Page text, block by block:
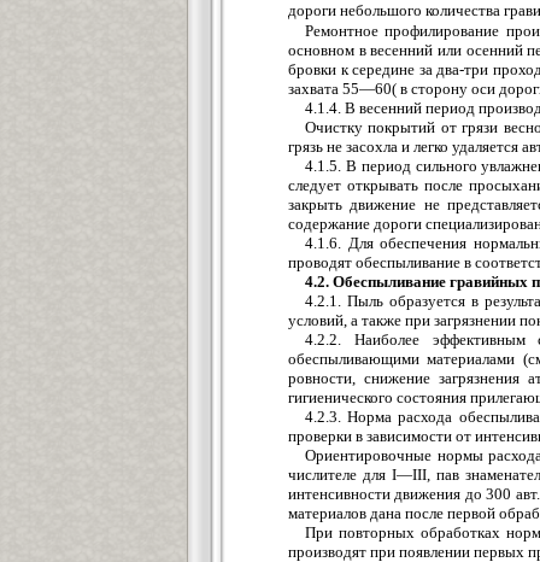
дороги небольшого количества
Ремонтное профилирование
основном в весенний или осенний
бровки к середине за два-три
захвата 55—60( в сторону оси
4.1.4. В весенний период
Очистку покрытий от грязи
грязь не засохла и легко удаляется
4.1.5. В период сильного
следует открывать после
закрыть движение не
содержание дороги
4.1.6. Для обеспечения
проводят обеспыливание в
4.2. Обеспыливание гравийных
4.2.1. Пыль образуется в
условий, а также при загрязнении
4.2.2. Наиболее
обеспыливающими материалами
ровности, снижение загрязнения
гигиенического состояния
4.2.3. Норма расхода
проверки в зависимости от
Ориентировочные нормы
числителе для I—III, пав
интенсивности движения до 300
материалов дана после первой
При повторных обработках
производят при появлении первых